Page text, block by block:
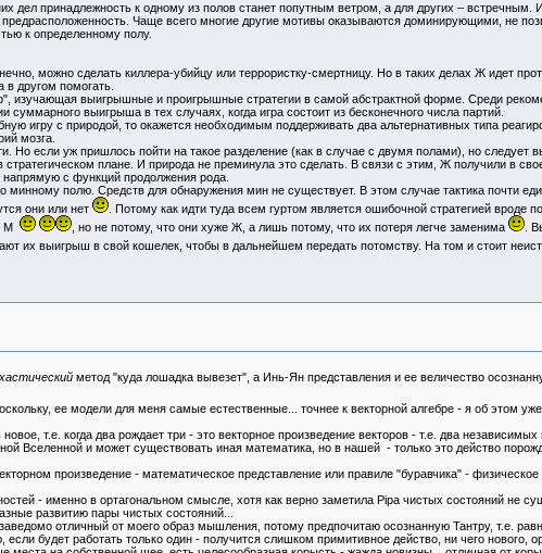
дел принадлежность к одному из полов станет попутным ветром, а для других – встречным.
Чаще всего многие другие мотивы оказываются доминирующими, не
к определенному полу.
можно сделать киллера-убийцу или террористку-смертницу. Но в таких делах Ж идет
другом помогать.
изучающая выигрышные и проигрышные стратегии в самой абстрактной форме. Среди
суммарного выигрыша в тех случаях, когда игра состоит из бесконечного числа партий.
игру с природой, то окажется необходимым поддерживать два альтернативных типа
мозга.
Но если уж пришлось пойти на такое разделение (как в случае с двумя полами), но следует
стратегическом плане. И природа не преминула это сделать. В связи с этим, Ж получили в
с функций продолжения рода.
полю. Средств для обнаружения мин не существует. В этом случае тактика почти
они или нет
. Потому как идти туда всем гуртом является ошибочной стратегией вроде
М
, но не потому, что они хуже Ж, а лишь потому, что их потеря легче заменима
.
их выигрыш в свой кошелек, чтобы в дальнейшем передать потомству. На том и стоит
метод "куда лошадка вывезет", а Инь-Ян представления и ее величество
ее модели для меня самые естественные... точнее к векторной алгебре - я об этом
т.е. когда два рождает три - это векторное произведение векторов - т.е. два независимых
Вселенной и может существовать иная математика, но в нашей - только это действо
произведение - математическое представление или правиле "буравчика" -
- именно в ортагональном смысле, хотя как верно заметила Pipa чистых состояний не
развитию пары чистых состояний...
отличный от моего образ мышления, потому предпочитаю осознанную Тантру, т.е.
будет работать только один - получится слишком примитивное действо, ни чего нового,